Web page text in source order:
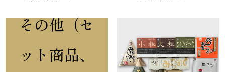
その他（セ
ット商品、